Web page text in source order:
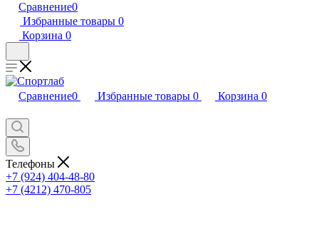
Сравнение0
Избранные товары 0
Корзина 0
Сравнение0 Избранные товары 0 Корзина 0
Телефоны
+7 (924) 404-48-80
+7 (4212) 470-805